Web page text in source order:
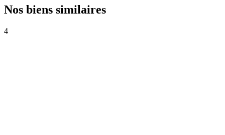
Nos biens similaires
4